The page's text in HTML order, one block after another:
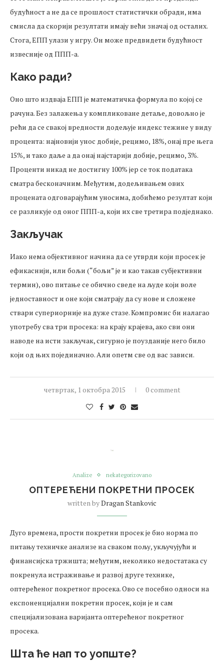
будућност а не да се прошлост статистички обради, има
смисла да скорији резултати имају већи значај од осталих.
Стога, ЕПП улази у игру. Он може предвидети будућност
извесније од ППП-а.
Како ради?
Оно што издваја ЕПП је математичка формула по којој се
рачуна. Без залажења у компликоване детаље, довољно је
рећи да се свакој вредности додељује индекс тежине у виду
процента: најновији унос добије, рецимо, 18%, онај пре њега
15%, и тако даље а да онај најстарији добије, рецимо, 3%.
Проценти никад не достигну 100% јер се ток података
сматра бесконачним. Међутим, додељивањем ових
процената одговарајућим уносима, добићемо резултат који
се разликује од оног ППП-а, који их све третира подједнако.
Закључак
Иако нема објективног начина да се утврди који просек је
ефикаснији, или бољи (“бољи” је и као такав субјективни
термин), ово питање се обично сведе на људе који воле
једноставност и оне који сматрају да су нове и сложене
ствари супериорније на дуже стазе. Компромис би налагао
употребу сва три просека: на крају крајева, ако сви они
наводе на исти закључак, сигурно је поузданије него било
који од њих појединачно. Али опетм све од вас зависи.
четвртак, 1 октобра 2015 0 comment
Analize nekategorizovano
ОПТЕРЕЋЕНИ ПОКРЕТНИ ПРОСЕК
written byDragan Stankovic
Дуго времена, прости покретни просек је био норма по
питању техничке анализе на сваком пољу, укључујући и
финансијска тржишта; међутим, неколико недостатака су
покренула истраживање и развој друге технике,
оптерећеног покретног просека. Ово се посебно односи на
експоненцијални покретни просек, који је и сам
специјализована варијанта оптерећеног покретног
просека.
Шта ће нап то уопште?